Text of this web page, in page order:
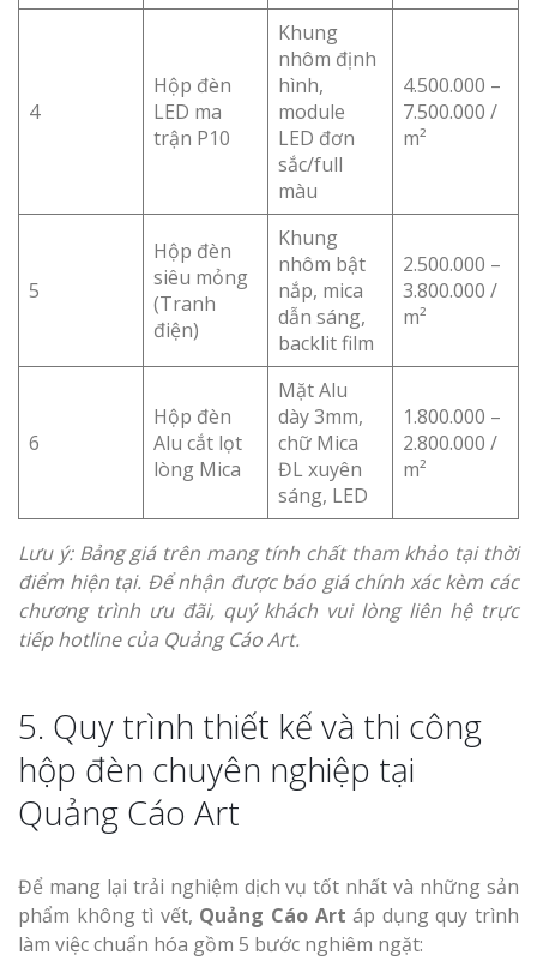
4
Hộp đèn
LED ma
trận P10
Khung
nhôm định
hình,
module
LED đơn
sắc/full
màu
4.500.000 –
7.500.000 /
m²
5
Hộp đèn
siêu mỏng
(Tranh
điện)
Khung
nhôm bật
nắp, mica
dẫn sáng,
backlit film
2.500.000 –
3.800.000 /
m²
6
Hộp đèn
Alu cắt lọt
lòng Mica
Mặt Alu
dày 3mm,
chữ Mica
ĐL xuyên
sáng, LED
1.800.000 –
2.800.000 /
m²
Lưu ý: Bảng giá trên mang tính chất tham khảo tại thời
điểm hiện tại. Để nhận được báo giá chính xác kèm các
chương trình ưu đãi, quý khách vui lòng liên hệ trực
tiếp hotline của Quảng Cáo Art.
5. Quy trình thiết kế và thi công
hộp đèn chuyên nghiệp tại
Quảng Cáo Art
Để mang lại trải nghiệm dịch vụ tốt nhất và những sản
phẩm không tì vết, Quảng Cáo Art áp dụng quy trình
làm việc chuẩn hóa gồm 5 bước nghiêm ngặt: